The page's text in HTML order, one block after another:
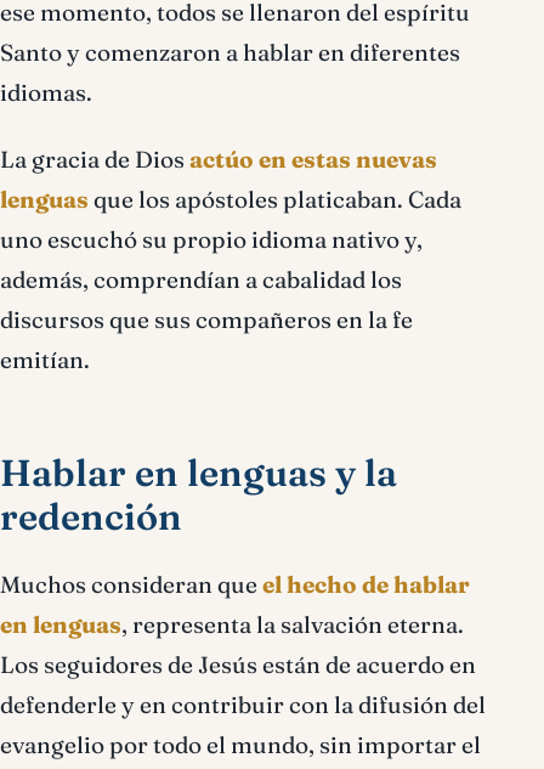
ese momento, todos se llenaron del espíritu
Santo y comenzaron a hablar en diferentes
idiomas.
La gracia de Dios actúo en estas nuevas
lenguas que los apóstoles platicaban. Cada
uno escuchó su propio idioma nativo y,
además, comprendían a cabalidad los
discursos que sus compañeros en la fe
emitían.
Hablar en lenguas y la
redención
Muchos consideran que el hecho de hablar
en lenguas, representa la salvación eterna.
Los seguidores de Jesús están de acuerdo en
defenderle y en contribuir con la difusión del
evangelio por todo el mundo, sin importar el